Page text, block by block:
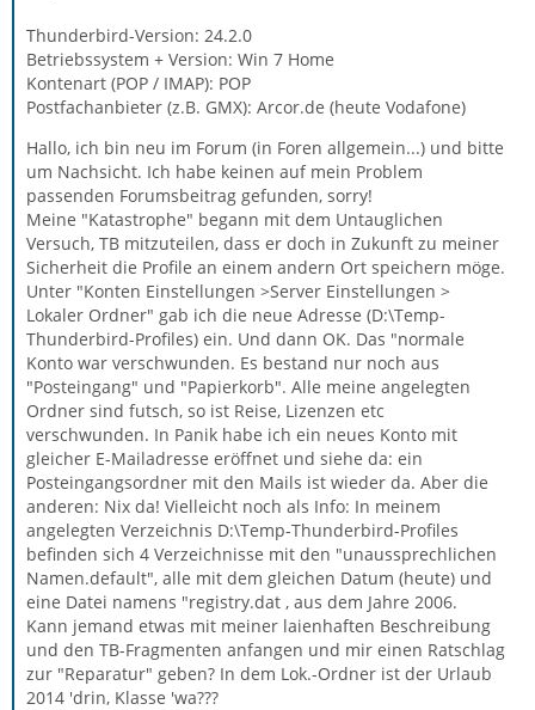
Thunderbird-Version: 24.2.0
Betriebssystem + Version: Win 7 Home
Kontenart (POP / IMAP): POP
Postfachanbieter (z.B. GMX): Arcor.de (heute Vodafone)
Hallo, ich bin neu im Forum (in Foren allgemein...) und bitte
um Nachsicht. Ich habe keinen auf mein Problem
passenden Forumsbeitrag gefunden, sorry!
Meine "Katastrophe" begann mit dem Untauglichen
Versuch, TB mitzuteilen, dass er doch in Zukunft zu meiner
Sicherheit die Profile an einem andern Ort speichern möge.
Unter "Konten Einstellungen >Server Einstellungen >
Lokaler Ordner" gab ich die neue Adresse (D:\Temp-
Thunderbird-Profiles) ein. Und dann OK. Das "normale
Konto war verschwunden. Es bestand nur noch aus
"Posteingang" und "Papierkorb". Alle meine angelegten
Ordner sind futsch, so ist Reise, Lizenzen etc
verschwunden. In Panik habe ich ein neues Konto mit
gleicher E-Mailadresse eröffnet und siehe da: ein
Posteingangsordner mit den Mails ist wieder da. Aber die
anderen: Nix da! Vielleicht noch als Info: In meinem
angelegten Verzeichnis D:\Temp-Thunderbird-Profiles
befinden sich 4 Verzeichnisse mit den "unaussprechlichen
Namen.default", alle mit dem gleichen Datum (heute) und
eine Datei namens "registry.dat , aus dem Jahre 2006.
Kann jemand etwas mit meiner laienhaften Beschreibung
und den TB-Fragmenten anfangen und mir einen Ratschlag
zur "Reparatur" geben? In dem Lok.-Ordner ist der Urlaub
2014 'drin, Klasse 'wa???